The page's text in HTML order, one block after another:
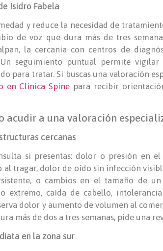
Isidro Fabela
y reduce la necesidad de
de voz que dura más de tres
la cercanía con centros de
seguimiento puntual permite
para tratar. Si buscas una valoración
en Clínica Spine para recibir
acudir a una valoración
cercanas
si presentas: dolor o presión en
al tragar, dolor de oído sin infección
o cambios en el tamaño de
extremo, caída de cabello,
dolor y aumento de volumen al
más de dos a tres semanas, pide una
en la zona sur